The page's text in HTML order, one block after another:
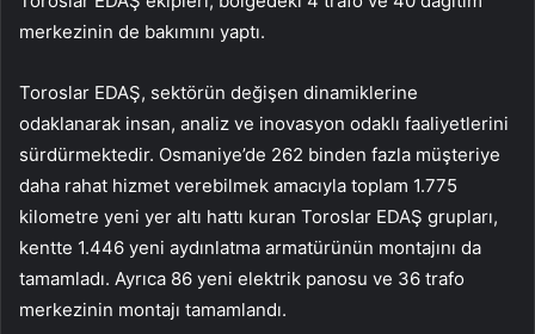
merkezinin de bakımını yaptı.
Toroslar EDAŞ, sektörün değişen dinamiklerine
odaklanarak insan, analiz ve inovasyon odaklı faaliyetlerini
sürdürmektedir. Osmaniye’de 262 binden fazla müşteriye
daha rahat hizmet verebilmek amacıyla toplam 1.775
kilometre yeni yer altı hattı kuran Toroslar EDAŞ grupları,
kentte 1.446 yeni aydınlatma armatürünün montajını da
tamamladı. Ayrıca 86 yeni elektrik panosu ve 36 trafo
merkezinin montajı tamamlandı.